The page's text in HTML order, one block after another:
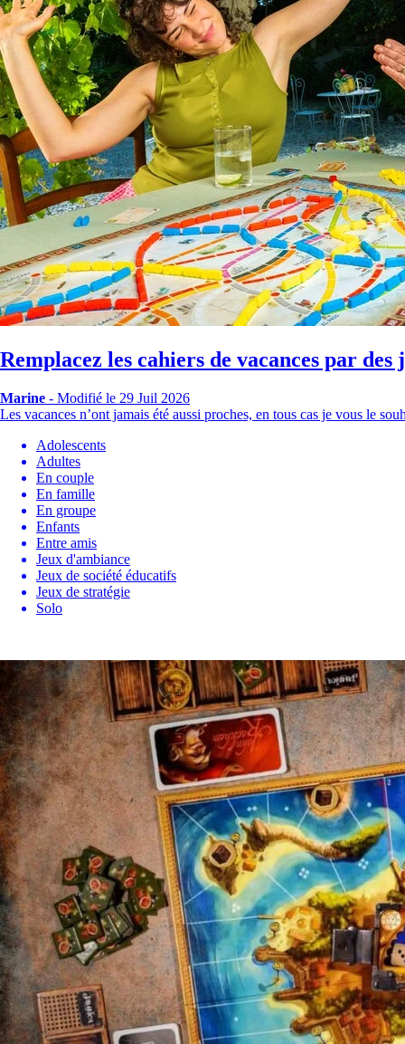
Remplacez les cahiers de vacances par des
Marine - Modifié le 29 Juil 2026
Les vacances n’ont jamais été aussi proches, en tous cas je vous le
Adolescents
Adultes
En couple
En famille
En groupe
Enfants
Entre amis
Jeux d'ambiance
Jeux de société éducatifs
Jeux de stratégie
Solo